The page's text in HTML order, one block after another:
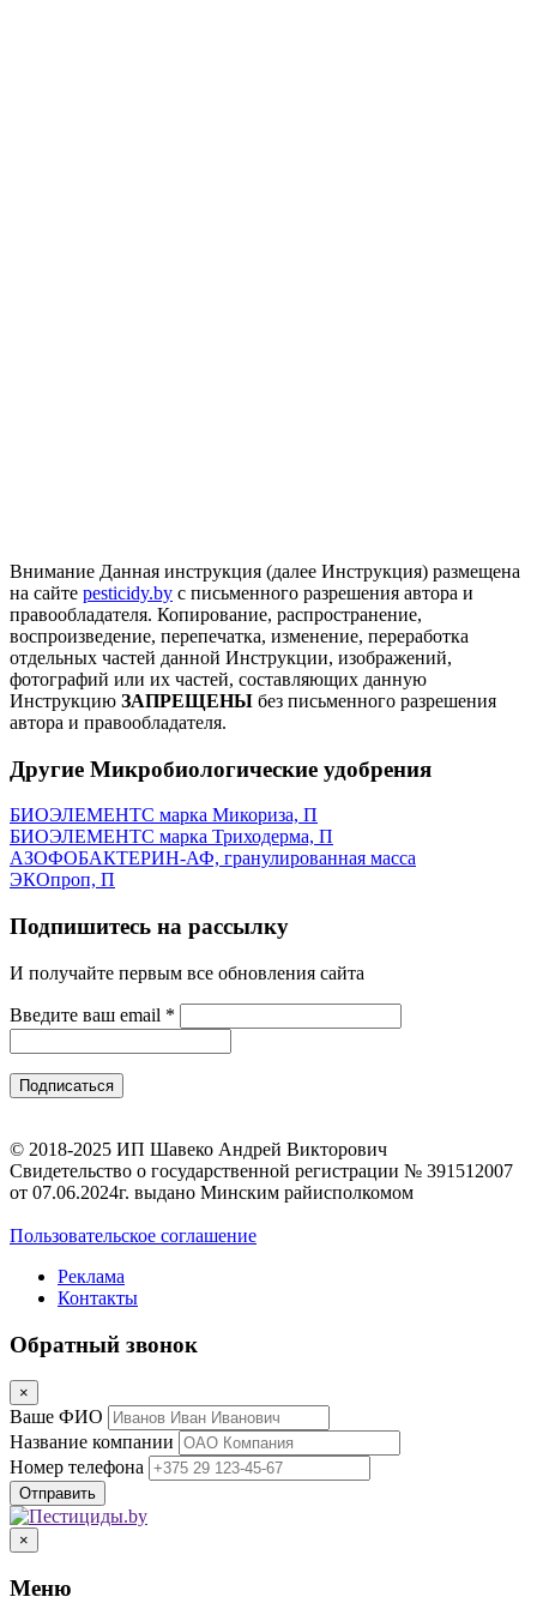
Внимание Данная инструкция (далее Инструкция) размещена
на сайте pesticidy.by с письменного разрешения автора и
правообладателя. Копирование, распространение,
воспроизведение, перепечатка, изменение, переработка
отдельных частей данной Инструкции, изображений,
фотографий или их частей, составляющих данную
Инструкцию ЗАПРЕЩЕНЫ без письменного разрешения
автора и правообладателя.
Другие Микробиологические удобрения
БИОЭЛЕМЕНТС марка Микориза, П
БИОЭЛЕМЕНТС марка Триходерма, П
АЗОФОБАКТЕРИН-АФ, гранулированная масса
ЭКОпроп, П
Подпишитесь на рассылку
И получайте первым все обновления сайта
Введите ваш email *
© 2018-2025 ИП Шавеко Андрей Викторович
Свидетельство о государственной регистрации № 391512007
от 07.06.2024г. выдано Минским райисполкомом
Пользовательское соглашение
Реклама
Контакты
Обратный звонок
×
Ваше ФИО
Название компании
Номер телефона
×
Меню